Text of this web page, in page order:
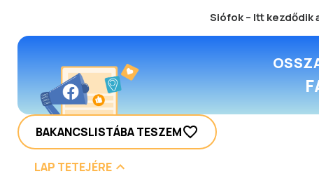
Siófok – Itt
BAKANCSLISTÁBA TESZEM
LAP TETEJÉRE